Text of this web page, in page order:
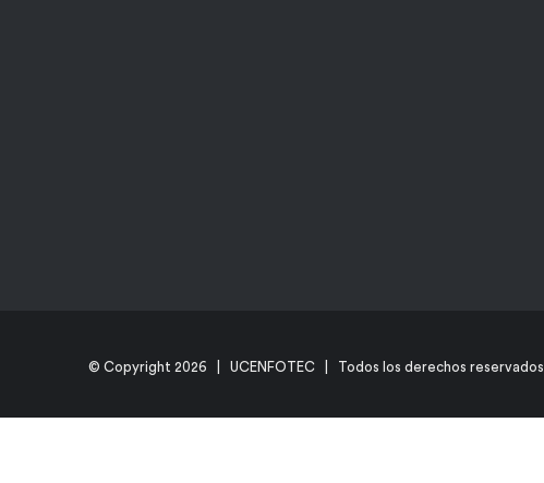
© Copyright 2026 | UCENFOTEC | Todos los derechos reservados